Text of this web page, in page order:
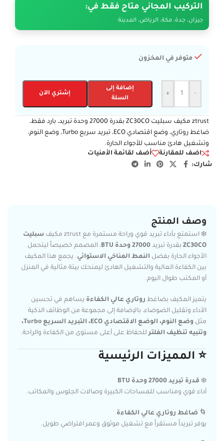
التركيب المجاني متاح فقط في:
جيزان، جدة، مكة، الرياض، المدينة
متوفر في المخزون
-
+
إضافة إلى
السلة
إشتري الآن
ztrust مكيف سبليت ZC30CO بقدرة 27000 وحدة تبريد، بارد فقط،
ضاغط روتاري، وضع اقتصادي ECO، تبريد سريع Turbo، وضع النوم،
وتشغيل هادئ مناسب للأجواء الحارة.
اضف للمقارنة
أضف لقائمة الأمنيات
شارك:
وصف المنتج
❄️ استمتع بأداء تبريد قوي وراحة مستمرة مع ztrust مكيف
سبليت
ZC30CO بقدرة تبريد 27000 وحدة BTU
، المصمم خصيصاً ليتحمل
الأجواء الحارة بفضل النمط المناخي الاستوائي. يجمع هذا المكيف
بين الكفاءة العالية والتشغيل الهادئ ليمنحك بيئة مثالية في المنزل
أو المكتب طوال اليوم.
يتميز المكيف بضاغط روتاري عالي الكفاءة يساهم في تحسين
الأداء وتقليل الضوضاء، بالإضافة إلى مجموعة من الوظائف الذكية
مثل
وضع النوم، الوضع الاقتصادي ECO، التبريد السريع Turbo،
وتنبيه تنظيف الفلتر للحفاظ على أعلى مستوى من الكفاءة والراحة.
⭐ المميزات الرئيسية
❄️ قدرة تبريد 27000 وحدة BTU
أداء قوي ومناسب للمساحات الكبيرة وصالات الجلوس والمكاتب.
🌀 ضاغط روتاري عالي الكفاءة
يوفر تبريداً مستقراً مع تشغيل موثوق وعمر افتراضي طويل.